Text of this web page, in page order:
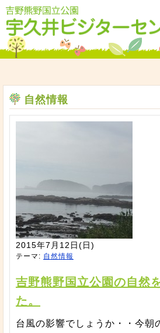
自然情報
2015年7月12日(日)
テーマ: 自然情報
吉野熊野国立公園の自然
た。
台風の影響でしょうか・・今朝